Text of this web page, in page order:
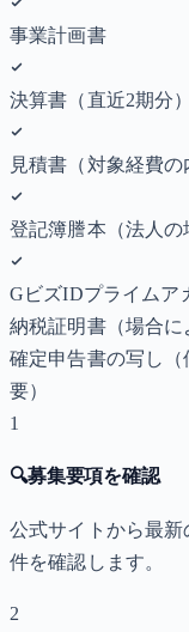
事業計画書
決算書（直近2期分）
見積書（対象経費の
登記簿謄本（法人の
GビズIDプライムア
納税証明書（場合に
確定申告書の写し（
要）
1
🔍募集要項を確認
公式サイトから最
件を確認します。
2